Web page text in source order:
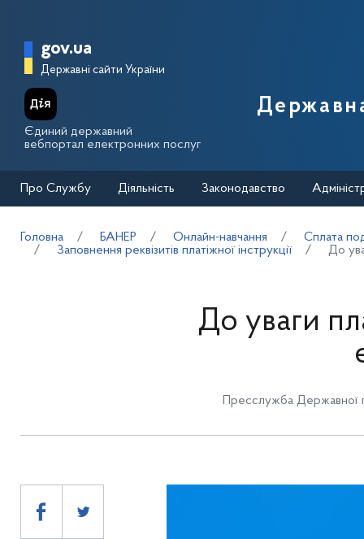
Головна сторінка Державної
gov.ua
Державні сайти України
Єдиний державний
вебпортал електронних послуг
Про Службу Діяльність Законодавство
Головна БАНЕР Онлайн-навчання
Сплата
Заповнення реквізитів платіжної інструкції
До
До уваги
Пресслужба Державної